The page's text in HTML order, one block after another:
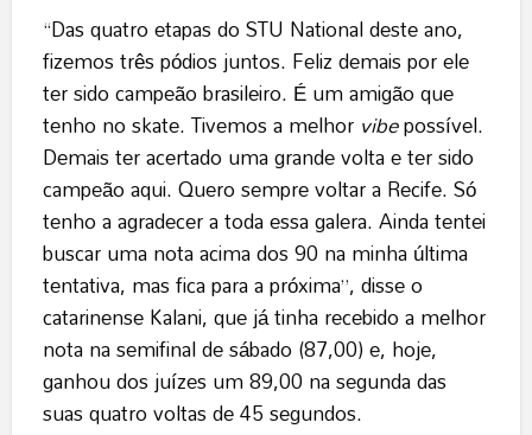
“Das quatro etapas do STU National deste ano,
fizemos três pódios juntos. Feliz demais por ele
ter sido campeão brasileiro. É um amigão que
tenho no skate. Tivemos a melhor vibepossível.
Demais ter acertado uma grande volta e ter sido
campeão aqui. Quero sempre voltar a Recife. Só
tenho a agradecer a toda essa galera. Ainda tentei
buscar uma nota acima dos 90 na minha última
tentativa, mas fica para a próxima”, disse o
catarinense Kalani, que já tinha recebido a melhor
nota na semifinal de sábado (87,00) e, hoje,
ganhou dos juízes um 89,00 na segunda das
suas quatro voltas de 45 segundos.